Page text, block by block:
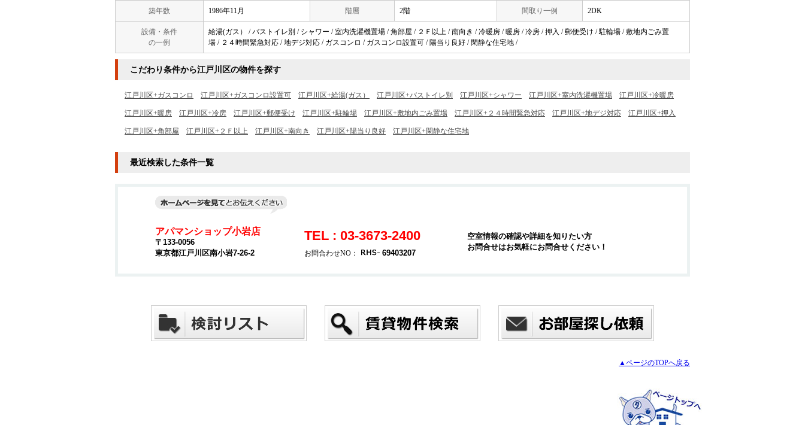
築年数 1986年11月 階層 2階 間取り一例 2DK
設備・条件
の一例
給湯(ガス） / バストイレ別 / シャワー / 室内洗濯機置場 / 角部屋 / ２Ｆ以上 / 南向き / 冷暖房 / 暖房 / 冷房 / 押入 / 郵便受け / 駐輪場 / 敷地内ごみ置
場 / ２４時間緊急対応 / 地デジ対応 / ガスコンロ / ガスコンロ設置可 / 陽当り良好 / 閑静な住宅地 /
こだわり条件から江戸川区の物件を探す
江戸川区+ガスコンロ 江戸川区+ガスコンロ設置可 江戸川区+給湯(ガス） 江戸川区+バストイレ別 江戸川区+シャワー 江戸川区+室内洗濯機置場 江戸川区+冷暖房
江戸川区+暖房 江戸川区+冷房 江戸川区+郵便受け 江戸川区+駐輪場 江戸川区+敷地内ごみ置場 江戸川区+２４時間緊急対応 江戸川区+地デジ対応 江戸川区+押入
江戸川区+角部屋 江戸川区+２Ｆ以上 江戸川区+南向き 江戸川区+陽当り良好 江戸川区+閑静な住宅地
最近検索した条件一覧
アパマンショップ小岩店
〒133-0056
東京都江戸川区南小岩7-26-2
TEL : 03-3673-2400
お問合わせNO： 69403207
空室情報の確認や詳細を知りたい方
お問合せはお気軽にお問合せください！
▲ページのTOPへ戻る